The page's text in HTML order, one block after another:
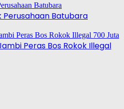
Perusahaan Batubara
Peras Bos Rokok Illegal